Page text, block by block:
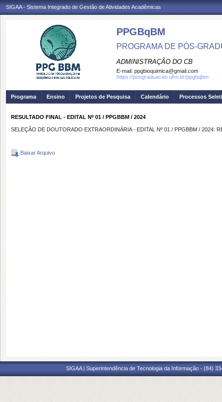
SIGAA - Sistema Integrado de Gestão de Atividades Acadêmicas
PPGBqBM
PROGRAMA DE PÓS-
ADMINISTRAÇÃO DO CB
E-mail: ppgbioquimica@gmail.com
https://posgraduacao.ufrn.br/ppgbqbm
Programa Ensino Projetos de Pesquisa Calendário Processos
RESULTADO FINAL - EDITAL Nº 01 / PPGBBM / 2024
SELEÇÃO DE DOUTORADO EXTRAORDINÁRIA - EDITAL Nº 01 / PPGBBM / 2024:
Baixar Arquivo
SIGAA | Superintendência de Tecnologia da Informação - (84)